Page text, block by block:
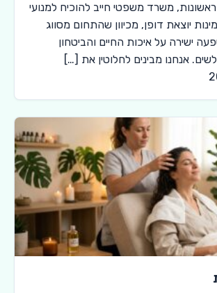
משרד משפטי חייב להוכיח למנועי
יוצאת דופן, מכיוון שהתחום מסווג
ישירה על איכות החיים והביטחון
אנחנו מבינים לחלוטין את […]